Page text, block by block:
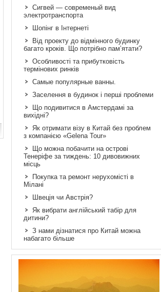
Сигвей — современый вид
электротранспорта
Шопінг в Інтернеті
Від проекту до відмінного будинку
багато кроків. Що потрібно пам’ятати?
Особливості та прибутковість
термінових ринків
Самые популярные ванны.
Заселення в будинок і перші проблеми
Що подивитися в Амстердамі за
вихідні?
Як отримати візу в Китай без проблем
з компанією «Gelena Tour»
Що можна побачити на острові
Тенеріфе за тиждень: 10 дивовижних
місць
Покупка та ремонт нерухомісті в
Мілані
Швеція чи Австрія?
Як вибрати англійський табір для
дитини?
З нами дізнатися про Китай можна
набагато більше